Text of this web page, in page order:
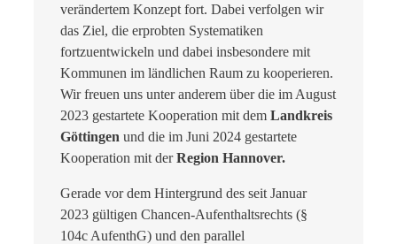
verändertem Konzept fort. Dabei verfolgen wir
das Ziel, die erprobten Systematiken
fortzuentwickeln und dabei insbesondere mit
Kommunen im ländlichen Raum zu kooperieren.
Wir freuen uns unter anderem über die im August
2023 gestartete Kooperation mit dem Landkreis
Göttingen und die im Juni 2024 gestartete
Kooperation mit derRegion Hannover.
Gerade vor dem Hintergrund des seit Januar
2023 gültigen Chancen-Aufenthaltsrechts (§
104c AufenthG) und den parallel